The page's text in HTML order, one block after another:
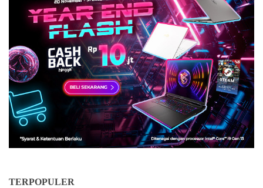
TERPOPULER